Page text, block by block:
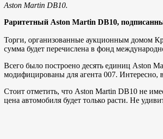
Aston Martin DB10.
Раритетный Aston Martin DB10,
Торги, организованные аукционным домом
сумма будет перечислена в фонд
Всего было построено десять единиц Aston
модифицированы для агента 007. Интересно,
Стоит отметить, что Aston Martin DB10 не
цена автомобиля будет только расти. Не